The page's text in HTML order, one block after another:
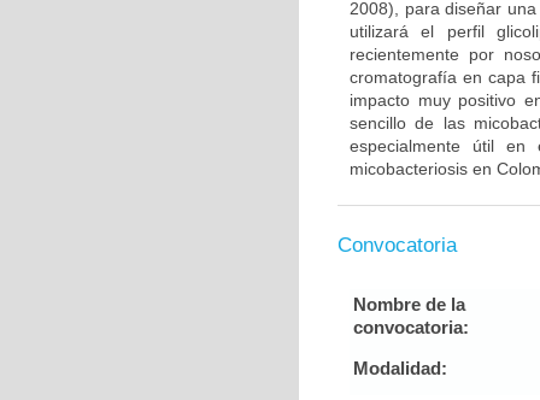
2008), para diseñar
utilizará el perfil
recientemente por
cromatografía en capa
impacto muy positivo
sencillo de las
especialmente útil en
micobacteriosis en
Convocatoria
Nombre de la
convocatoria:
Modalidad: